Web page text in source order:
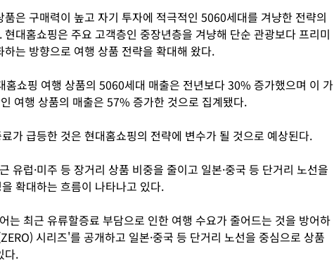
품은 구매력이 높고 자기 투자에 적극적인 5060세대를 겨냥한 전략의
현대홈쇼핑은 주요 고객층인 중장년층을 겨냥해 단순 관광보다 프리미
하는 방향으로 여행 상품 전략을 확대해 왔다.
홈쇼핑 여행 상품의 5060세대 매출은 전년보다 30% 증가했으며 이 가
여행 상품의 매출은 57% 증가한 것으로 집계됐다.
가 급등한 것은 현대홈쇼핑의 전략에 변수가 될 것으로 예상된다.
유럽·미주 등 장거리 상품 비중을 줄이고 일본·중국 등 단거리 노선을
확대하는 흐름이 나타나고 있다.
는 최근 유류할증료 부담으로 인한 여행 수요가 줄어드는 것을 방어하
시리즈'를 공개하고 일본·중국 등 단거리 노선을 중심으로 상품
다.